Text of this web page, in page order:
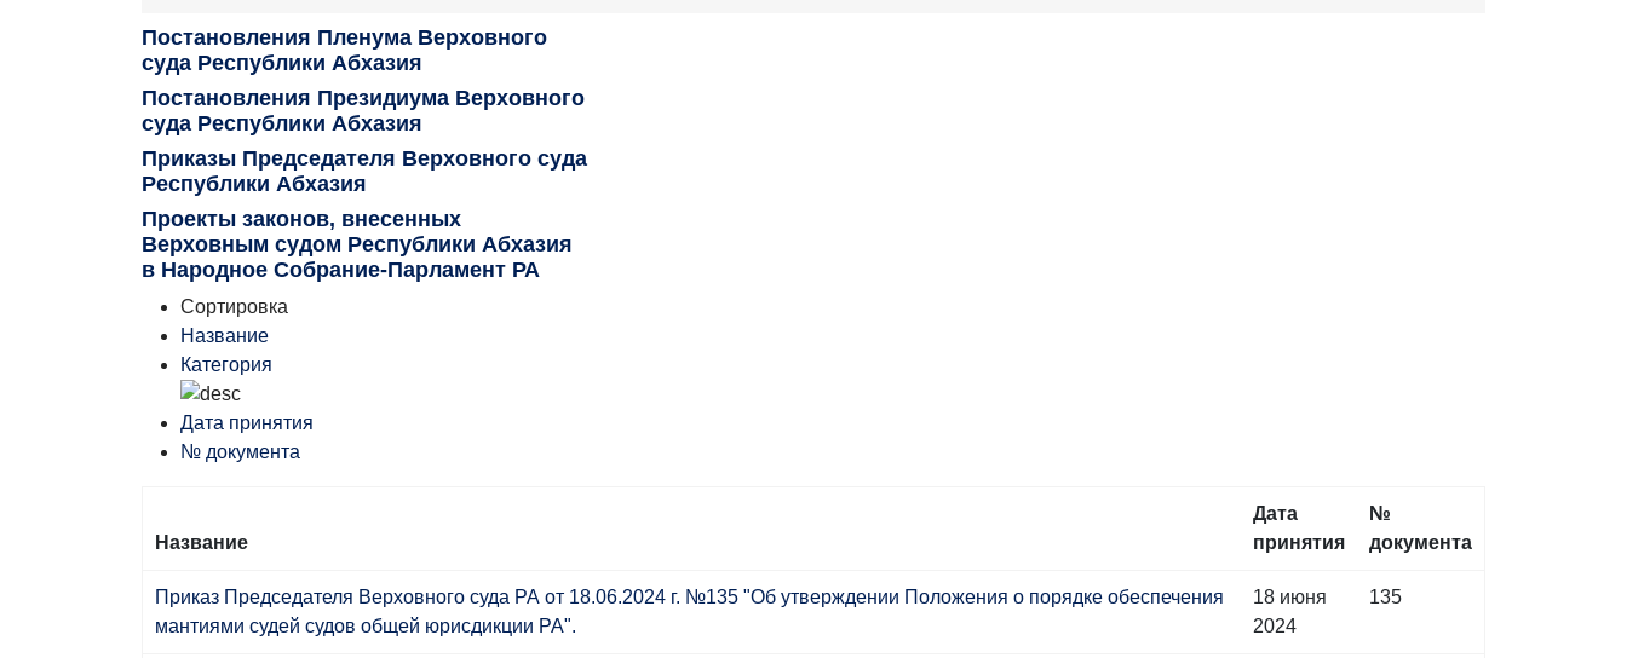
Постановления Пленума Верховного
суда Республики Абхазия
Постановления Президиума Верховного
суда Республики Абхазия
Приказы Председателя Верховного суда
Республики Абхазия
Проекты законов, внесенных
Верховным судом Республики Абхазия
в Народное Собрание-Парламент РА
Сортировка
Название
Категория
Дата принятия
№ документа
Название
Дата
принятия
№
документа
Приказ Председателя Верховного суда РА от 18.06.2024 г. №135 "Об утверждении Положения о порядке обеспечения
мантиями судей судов общей юрисдикции РА".
18 июня
2024
135